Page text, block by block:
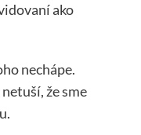
ako
nechápe.
že sme